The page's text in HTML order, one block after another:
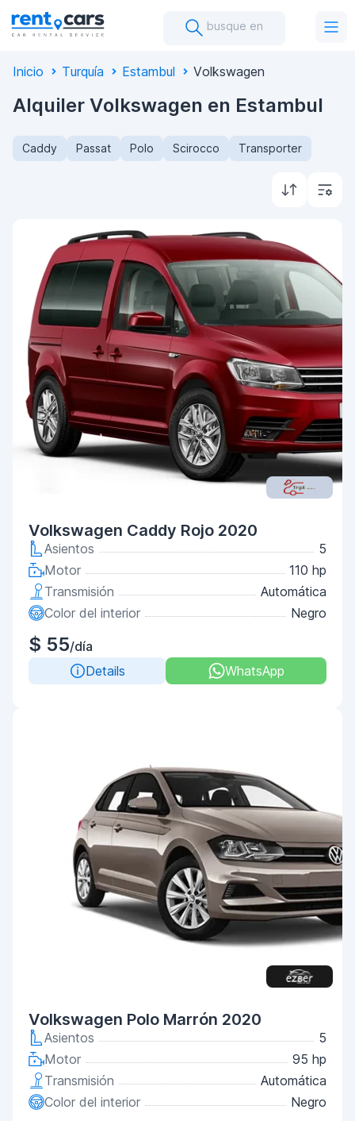
busque en
Inicio Turquía Estambul Volkswagen
Alquiler Volkswagen en Estambul
Caddy Passat Polo Scirocco Transporter
Volkswagen Caddy Rojo 2020
Asientos
5
Motor
110 hp
Transmisión
Automática
Color del interior
Negro
$ 55/día
Details
WhatsApp
Volkswagen Polo Marrón 2020
Asientos
5
Motor
95 hp
Transmisión
Automática
Color del interior
Negro